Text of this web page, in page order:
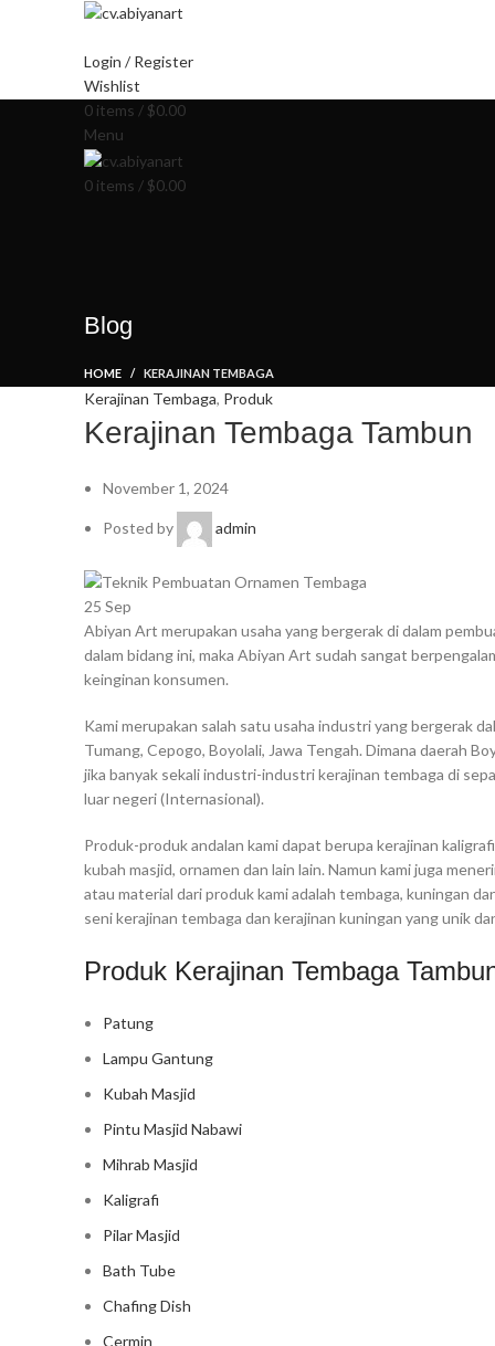
Login / Register
Wishlist
0 items / $0.00
Menu
0 items / $0.00
Blog
HOME KERAJINAN TEMBAGA
Kerajinan Tembaga, Produk
Kerajinan Tembaga Tambun
November 1, 2024
Posted by admin
25 Sep
Abiyan Art merupakan usaha yang bergerak di dalam
dalam bidang ini, maka Abiyan Art sudah sangat
keinginan konsumen.
Kami merupakan salah satu usaha industri yang bergerak
Tumang, Cepogo, Boyolali, Jawa Tengah. Dimana daerah
jika banyak sekali industri-industri kerajinan tembaga di
luar negeri (Internasional).
Produk-produk andalan kami dapat berupa kerajinan
kubah masjid, ornamen dan lain lain. Namun kami juga
atau material dari produk kami adalah tembaga, kuningan
seni kerajinan tembaga dan kerajinan kuningan yang unik
Produk Kerajinan Tembaga
Patung
Lampu Gantung
Kubah Masjid
Pintu Masjid Nabawi
Mihrab Masjid
Kaligrafi
Pilar Masjid
Bath Tube
Chafing Dish
Cermin